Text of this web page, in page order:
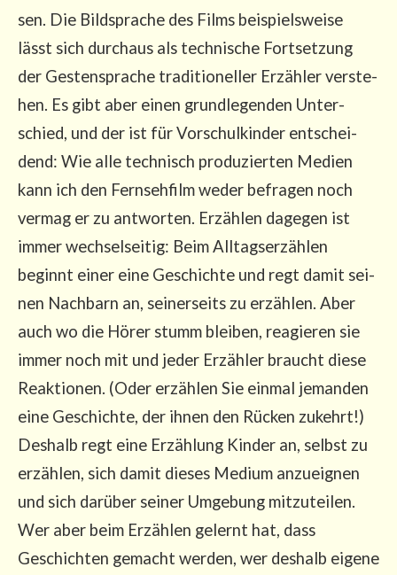
sen. Die Bild­spra­che des Films bei­spiels­wei­se
lässt sich durch­aus als tech­ni­sche Fort­set­zung
der Ges­ten­spra­che tra­di­tio­nel­ler Erzäh­ler ver­ste­
hen. Es gibt aber einen grund­le­gen­den Unter­
schied, und der ist für Vor­schul­kin­der ent­schei­
dend: Wie alle tech­nisch pro­du­zier­ten Medi­en
kann ich den Fern­seh­film weder befra­gen noch
ver­mag er zu ant­wor­ten. Erzäh­len dage­gen ist
immer wech­sel­sei­tig: Beim All­tags­er­zäh­len
beginnt einer eine Geschich­te und regt damit sei­
nen Nach­barn an, sei­ner­seits zu erzäh­len. Aber
auch wo die Hörer stumm blei­ben, reagie­ren sie
immer noch mit und jeder Erzäh­ler braucht die­se
Reak­tio­nen. (Oder erzäh­len Sie ein­mal jeman­den
eine Geschich­te, der ihnen den Rücken zukehrt!)
Des­halb regt eine Erzäh­lung Kin­der an, selbst zu
erzäh­len, sich damit die­ses Medi­um anzu­eig­nen
und sich dar­über sei­ner Umge­bung mit­zu­tei­len.
Wer aber beim Erzäh­len gelernt hat, dass
Geschich­ten gemacht wer­den, wer des­halb eige­ne